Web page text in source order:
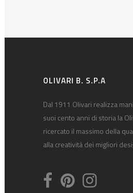
OLIVARI B. S.P.A
Dal 1911 Olivari realizza
suoi cento anni di storia la
ricercato il massimo della
alla creatività dei migliori